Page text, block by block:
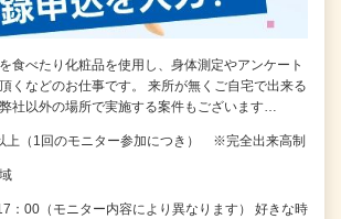
食べたり化粧品を使用し、身体測定やアンケート
くなどのお仕事です。 来所が無くご自宅で出来る
社以外の場所で実施する案件もございます…
上（1回のモニター参加につき） ※完全出来高制
：00（モニター内容により異なります） 好きな時